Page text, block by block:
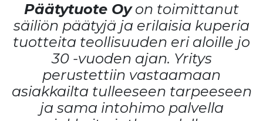
Päätytuote Oyon toimittanut
säiliön päätyjä ja erilaisia kuperia
tuotteita teollisuuden eri aloille jo
30 -vuoden ajan. Yritys
perustettiin vastaamaan
asiakkailta tulleeseen tarpeeseen
ja sama intohimo palvella